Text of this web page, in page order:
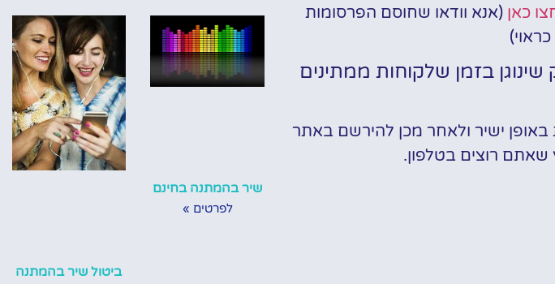
כאן (אנא וודאו שחוסם הפרסומות
בזמן שלקוחות ממתינים
ישיר ולאחר מכן להירשם באתר
רוצים בטלפון.
שיר בהמתנה בחינם
לפרטים »
ביטול שיר בהמתנה